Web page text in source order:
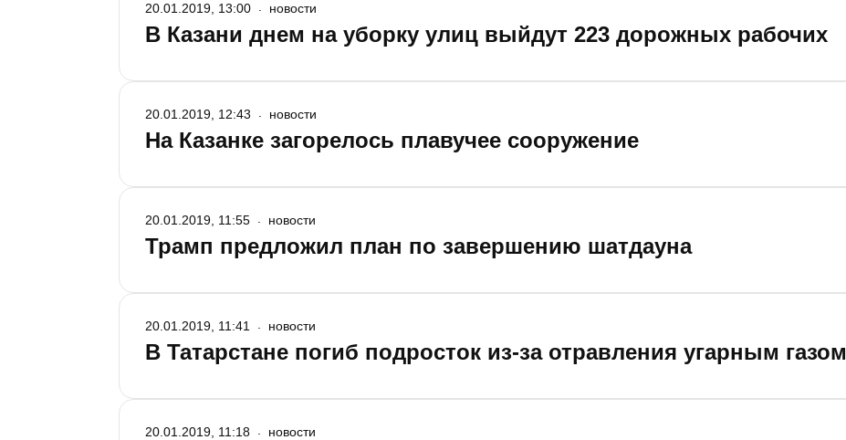
В Казани днем на уборку улиц выйдут 223 дорожных рабочих
20.01.2019, 13:00 новости
На Казанке загорелось плавучее сооружение
20.01.2019, 12:43 новости
Трамп предложил план по завершению шатдауна
20.01.2019, 11:55 новости
В Татарстане погиб подросток из-за отравления угарным газом
20.01.2019, 11:41 новости
20.01.2019, 11:18 новости